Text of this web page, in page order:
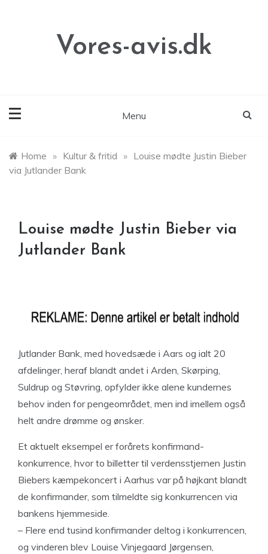
Vores-avis.dk
Menu
Home » Kultur & fritid » Louise mødte Justin Bieber
via Jutlander Bank
Louise mødte Justin Bieber via
Jutlander Bank
Jutlander Bank, med hovedsæde i Aars og ialt 20
afdelinger, heraf blandt andet i Arden, Skørping,
Suldrup og Støvring, opfylder ikke alene kundernes
behov inden for pengeområdet, men ind imellem også
helt andre drømme og ønsker.
Et aktuelt eksempel er forårets konfirmand-
konkurrence, hvor to billetter til verdensstjernen Justin
Biebers kæmpekoncert i Aarhus var på højkant blandt
de konfirmander, som tilmeldte sig konkurrencen via
bankens hjemmeside.
– Flere end tusind konfirmander deltog i konkurrencen,
og vinderen blev Louise Vinjegaard Jørgensen,